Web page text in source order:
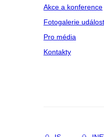
Akce a konference
Fotogalerie
Pro média
Kontakty